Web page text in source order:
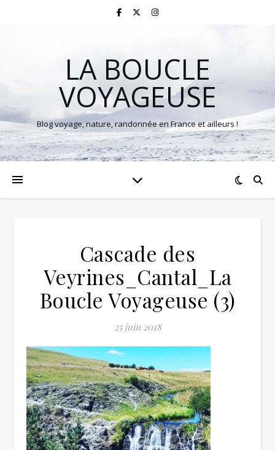
LA BOUCLE
VOYAGEUSE
Blog voyage, nature, randonnée en France et ailleurs !
Cascade des
Veyrines_Cantal_La
Boucle Voyageuse (3)
25 juin 2018